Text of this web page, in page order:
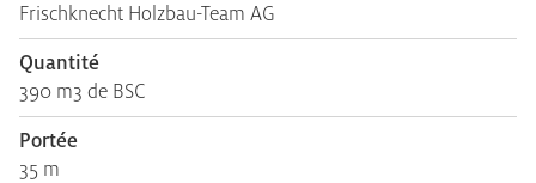
Frischknecht Holzbau-Team AG
Quantité
390 m3 de BSC
Portée
35 m